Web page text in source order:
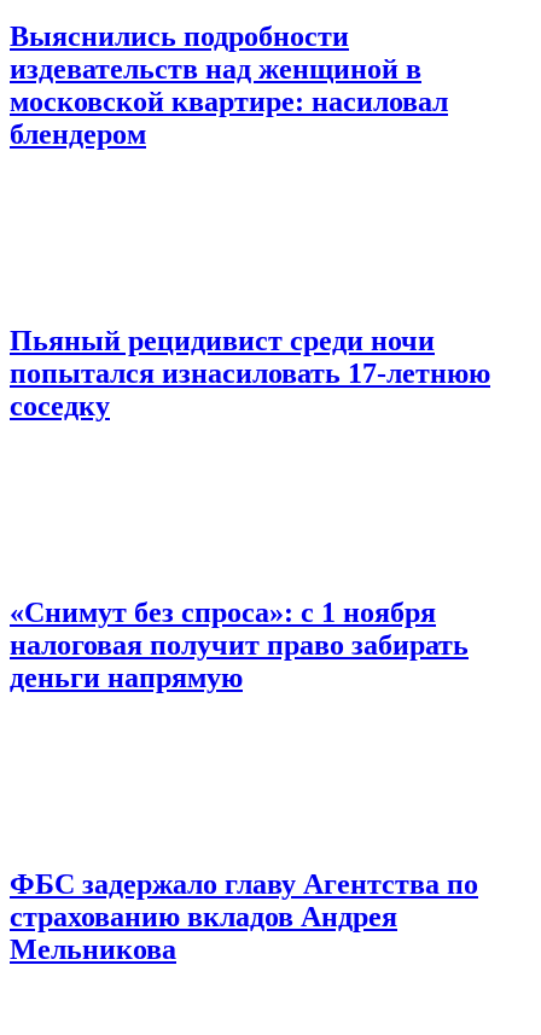
Выяснились подробности
издевательств над женщиной в
московской квартире: насиловал
блендером
Пьяный рецидивист среди ночи
попытался изнасиловать 17-летнюю
соседку
«Снимут без спроса»: с 1 ноября
налоговая получит право забирать
деньги напрямую
ФБС задержало главу Агентства по
страхованию вкладов Андрея
Мельникова